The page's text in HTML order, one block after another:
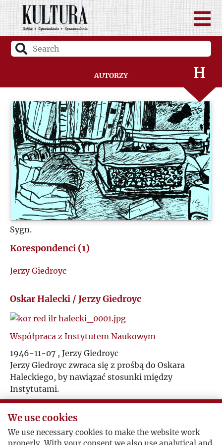
Autorzy
F
G
H
I
J
K
L
Ł
S
Ś
Sygn.
Korespondenci (1)
Jerzy Giedroyc
Oskar Halecki / Jerzy Giedroyc
Współpraca z Instytutem Naukowym
1946-11-07 , Jerzy Giedroyc
Jerzy Giedroyc zwraca się z prośbą do Oskara
Haleckiego, by nawiązać stosunki między
Instytutami.
Polski Insytut Naukowy w Ameryce odpowiada
We use cookies
We use necessary cookies to make the website work